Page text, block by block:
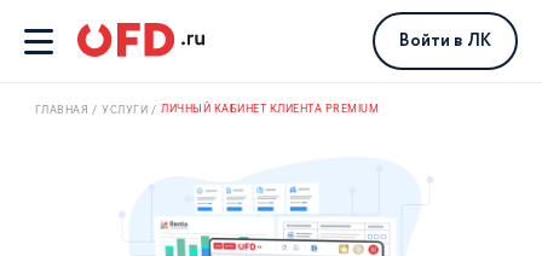
Войти в ЛК
ГЛАВНАЯ УСЛУГИ ЛИЧНЫЙ КАБИНЕТ КЛИЕНТА PREMIUM